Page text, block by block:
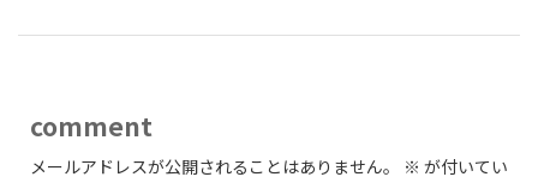
comment
メールアドレスが公開されることはありません。 ※ が付いてい